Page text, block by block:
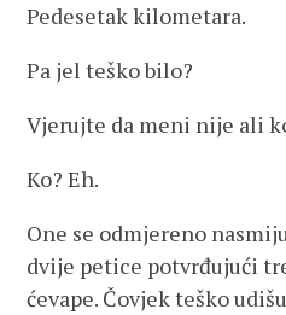
Pedesetak kilometara.
Pa jel teško bilo?
Vjerujte da meni nije ali
Ko? Eh.
One se odmjereno
dvije petice potvrđujući
ćevape. Čovjek teško